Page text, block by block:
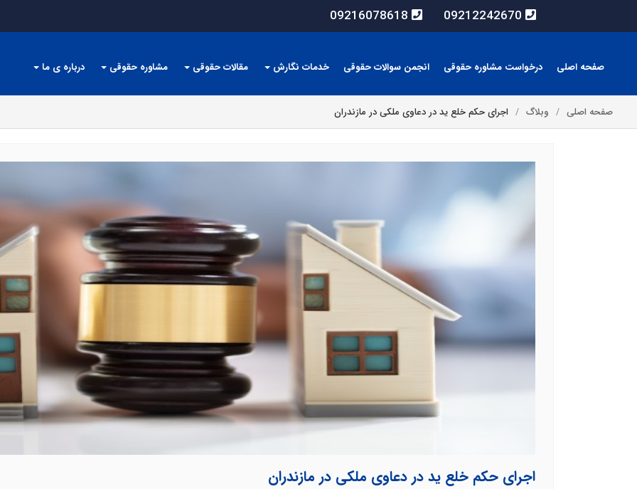
09212242670
09216078618
صفحه اصلی درخواست مشاوره حقوقی انجمن سوالات حقوقی خدمات نگارش مقالات حقوقی مشاوره حقوقی درباره ی ما
صفحه اصلی وبلاگ اجرای حکم خلع ید در دعاوی ملکی در مازندران
اجرای حکم خلع ید در دعاوی ملکی در مازندران